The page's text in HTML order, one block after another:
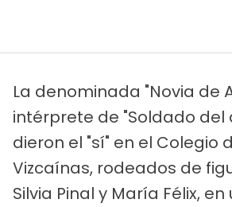
La denominada "Novia de
intérprete de "Soldado del
dieron el "sí" en el Colegio
Vizcaínas, rodeados de
Silvia Pinal y María Félix, en